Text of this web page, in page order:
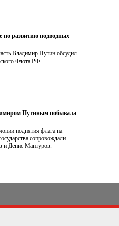
по развитию подводных
Владимир Путин обсудил
Флота РФ.
Путиным побывала
поднятия флага на
сопровождали
Денис Мантуров.